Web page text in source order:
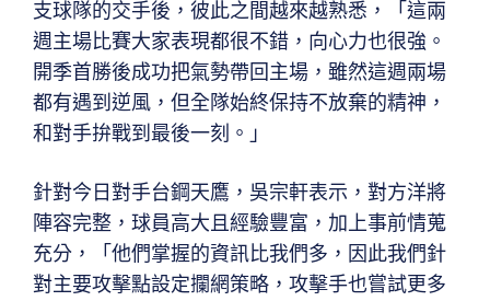
支球隊的交手後，彼此之間越來越熟悉，「這兩
週主場比賽大家表現都很不錯，向心力也很強。
開季首勝後成功把氣勢帶回主場，雖然這週兩場
都有遇到逆風，但全隊始終保持不放棄的精神，
和對手拚戰到最後一刻。」
針對今日對手台鋼天鷹，吳宗軒表示，對方洋將
陣容完整，球員高大且經驗豐富，加上事前情蒐
充分，「他們掌握的資訊比我們多，因此我們針
對主要攻擊點設定攔網策略，攻擊手也嘗試更多